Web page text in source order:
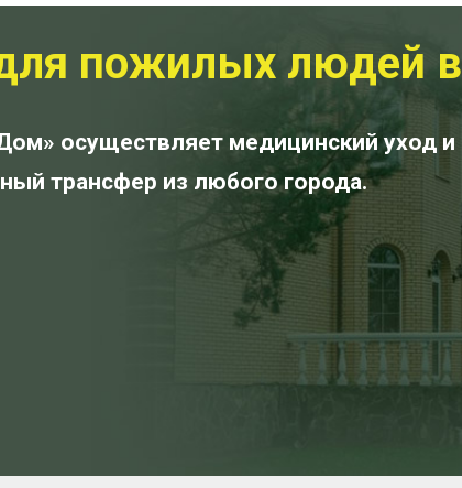
пожилых людей
осуществляет медицинский
трансфер из любого города.